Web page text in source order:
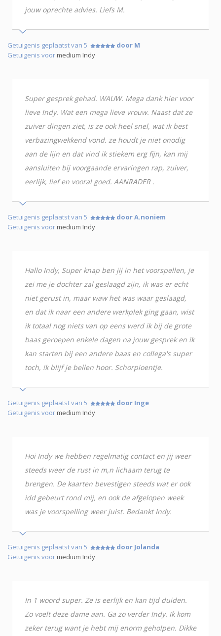
jouw oprechte advies. Liefs M.
Getuigenis geplaatst van 5
door M
Getuigenis voormedium Indy
Super gesprek gehad. WAUW. Mega dank hier voor
lieve Indy. Wat een mega lieve vrouw. Naast dat ze
zuiver dingen ziet, is ze ook heel snel, wat ik best
verbazingwekkend vond. ze houdt je niet onodig
aan de lijn en dat vind ik stiekem erg fijn, kan mij
aansluiten bij voorgaande ervaringen rap, zuiver,
eerlijk, lief en vooral goed. AANRADER .
Getuigenis geplaatst van 5
door A.noniem
Getuigenis voormedium Indy
Hallo Indy, Super knap ben jij in het voorspellen, je
zei me je dochter zal geslaagd zijn, ik was er echt
niet gerust in, maar waw het was waar geslaagd,
en dat ik naar een andere werkplek ging gaan, wist
ik totaal nog niets van op eens werd ik bij de grote
baas geroepen enkele dagen na jouw gesprek en ik
kan starten bij een andere baas en collega's super
toch, ik blijf je bellen hoor. Schorpioentje.
Getuigenis geplaatst van 5
door Inge
Getuigenis voormedium Indy
Hoi Indy we hebben regelmatig contact en jij weer
steeds weer de rust in m,n lichaam terug te
brengen. De kaarten bevestigen steeds wat er ook
idd gebeurt rond mij, en ook de afgelopen week
was je voorspelling weer juist. Bedankt Indy.
Getuigenis geplaatst van 5
door Jolanda
Getuigenis voormedium Indy
In 1 woord super. Ze is eerlijk en kan tijd duiden.
Zo voelt deze dame aan. Ga zo verder Indy. Ik kom
zeker terug want je hebt mij enorm geholpen. Dikke